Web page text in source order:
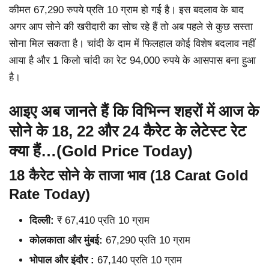
कीमत 67,290 रुपये प्रति 10 ग्राम हो गई है। इस बदलाव के बाद
अगर आप सोने की खरीदारी का सोच रहे हैं तो अब पहले से कुछ सस्ता
सोना मिल सकता है। चांदी के दाम में फिलहाल कोई विशेष बदलाव नहीं
आया है और 1 किलो चांदी का रेट 94,000 रुपये के आसपास बना हुआ
है।
आइए अब जानते हैं कि विभिन्न शहरों में आज के
सोने के 18, 22 और 24 कैरेट के लेटेस्ट रेट
क्या हैं…(Gold Price Today)
18 कैरेट सोने के ताजा भाव (18 Carat Gold
Rate Today)
दिल्ली: ₹ 67,410 प्रति 10 ग्राम
कोलकाता और मुंबई: 67,290 प्रति 10 ग्राम
भोपाल और इंदौर : 67,140 प्रति 10 ग्राम